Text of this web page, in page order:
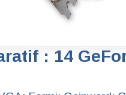
: 14